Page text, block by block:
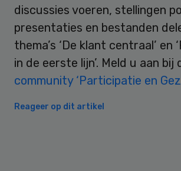
discussies voeren, stellingen
presentaties en bestanden
thema’s ‘De klant centraal’ en
in de eerste lijn’. Meld u aan bij
community ‘Participatie en
Reageer op dit artikel